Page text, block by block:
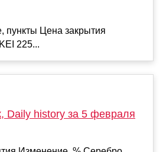
пункты Цена закрытия
225...
Daily history за 5 февраля